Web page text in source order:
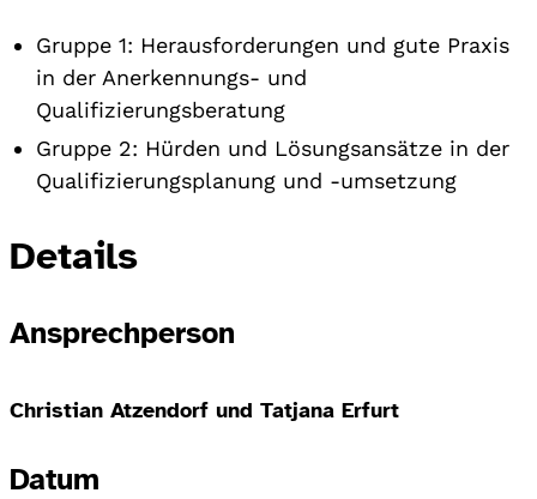
Gruppe 1: Herausforderungen und gute Praxis
in der Anerkennungs- und
Qualifizierungsberatung
Gruppe 2: Hürden und Lösungsansätze in der
Qualifizierungsplanung und -umsetzung
Details
Ansprechperson
Christian Atzendorf und Tatjana Erfurt
Datum